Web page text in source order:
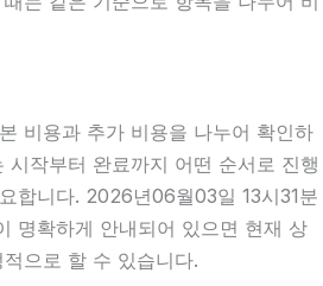
비용과 추가 비용을 나누어 확인하
시작부터 완료까지 어떤 순서로 진행
합니다. 2026년06월03일 13시31분
명확하게 안내되어 있으면 현재 상
으로 할 수 있습니다.